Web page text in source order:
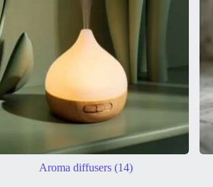
Aroma diffusers (14)